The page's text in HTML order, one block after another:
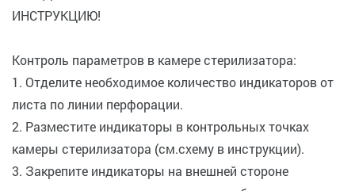
ИНСТРУКЦИЮ!
Контроль параметров в камере стерилизатора:
1. Отделите необходимое количество индикаторов от
листа по линии перфорации.
2. Разместите индикаторы в контрольных точках
камеры стерилизатора (см.схему в инструкции).
3. Закрепите индикаторы на внешней стороне